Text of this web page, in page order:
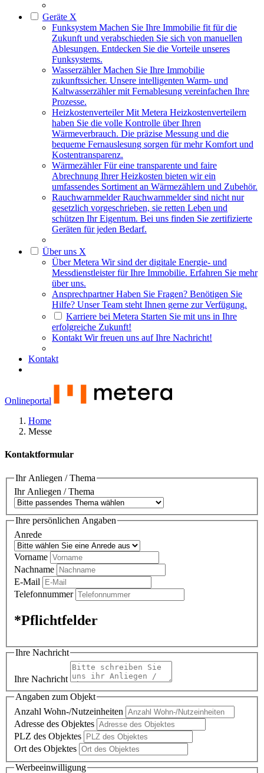
Geräte X
Funksystem Machen Sie Ihre Immobilie fit für die
Zukunft und verabschieden Sie sich von manuellen
Ablesungen. Entdecken Sie die Vorteile unseres
Funksystems.
Wasserzähler Machen Sie Ihre Immobilie
zukunftssicher. Unsere intelligenten Warm- und
Kaltwasserzähler mit Fernablesung vereinfachen Ihre
Prozesse.
Heizkostenverteiler Mit Metera Heizkostenverteilern
haben Sie die volle Kontrolle über Ihren
Wärmeverbrauch. Die präzise Messung und die
bequeme Fernauslesung sorgen für mehr Komfort und
Kostentransparenz.
Wärmezähler Für eine transparente und faire
Abrechnung Ihrer Heizkosten bieten wir ein
umfassendes Sortiment an Wärmezählern und Zubehör.
Rauchwarnmelder Rauchwarnmelder sind nicht nur
gesetzlich vorgeschrieben, sie retten Leben und
schützen Ihr Eigentum. Bei uns finden Sie zertifizierte
Geräten für jeden Bedarf.
Über uns X
Über Metera Wir sind der digitale Energie- und
Messdienstleister für Ihre Immobilie. Erfahren Sie mehr
über uns.
Ansprechpartner Haben Sie Fragen? Benötigen Sie
Hilfe? Unser Team steht Ihnen gerne zur Verfügung.
Karriere bei Metera Starten Sie mit uns in Ihre
erfolgreiche Zukunft!
Kontakt Wir freuen uns auf Ihre Nachricht!
Kontakt
Onlineportal
Home
Messe
Kontaktformular
Ihr Anliegen / Thema
Ihr Anliegen / Thema
Ihre persönlichen Angaben
Anrede
Vorname
Nachname
E-Mail
Telefonnummer
*Pflichtfelder
Ihre Nachricht
Ihre Nachricht
Angaben zum Objekt
Anzahl Wohn-/Nutzeinheiten
Adresse des Objektes
PLZ des Objektes
Ort des Objektes
Werbeeinwilligung